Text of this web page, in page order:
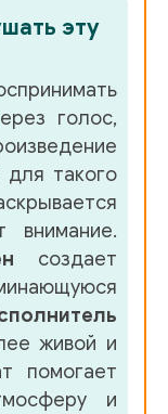
эту
голос,
для такого
внимание.
создает
живой и
помогает
и